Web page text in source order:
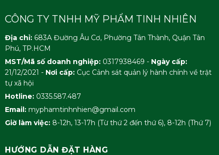
CÔNG TY TNHH MỸ PHẨM TINH NHIÊN
Địa chỉ: 683A Đường Âu Cơ, Phường Tân Thành, Quận Tân
Phú, TP.HCM
MST/Mã số doanh nghiệp: 0317938469 - Ngày cấp:
21/12/2021 - Nơi cấp: Cục Cảnh sát quản lý hành chính về trật
tự xã hội
Hotline: 0335.587.487
Email: myphamtinhnhien@gmail.com
Giờ làm việc: 8-12h, 13-17h (Từ thứ 2 đến thứ 6), 8-12h (Thứ 7)
HƯỚNG DẪN ĐẶT HÀNG